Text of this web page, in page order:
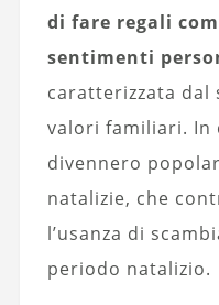
di fare regali
sentimenti
caratterizzata dal
valori familiari. In
divennero
natalizie, che
l’usanza di
periodo natalizio.